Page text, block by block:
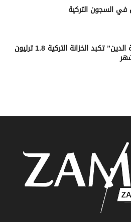
فاتورة “خدمة الدين” تكبد الخزانة التركية 1.8 ترليون